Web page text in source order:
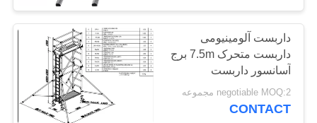
تور
کارخانه
کنترل
کیفیت
سیستم قاب داربست
31
داربست آلومینیومی
داربست متحرک 7.5m برج
آسانسور داربست
negotiable MOQ:2 مجموعه
CONTACT